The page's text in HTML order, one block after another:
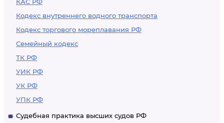
Кодекс внутреннего водного транспорта
Кодекс торгового мореплавания РФ
Семейный кодекс
ТК РФ
УИК РФ
УК РФ
УПК РФ
Судебная практика высших судов РФ